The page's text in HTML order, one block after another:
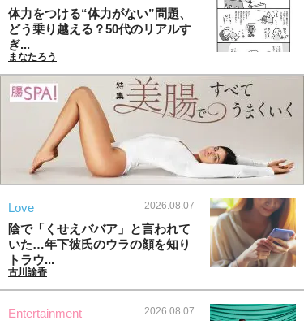
体力をつける“体力がない”問題、
どう乗り越える？50代のリアルす
ぎ...
まなたろう
Love 2026.08.07
陰で「くせえババア」と言われて
いた…年下彼氏のウラの顔を知り
トラウ...
古川諭香
Entertainment 2026.08.07